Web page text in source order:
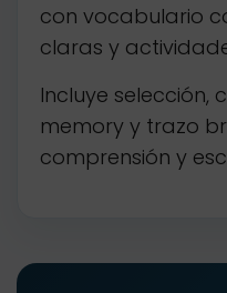
con vocabulario
claras y
Incluye selección,
memory y trazo
comprensión y